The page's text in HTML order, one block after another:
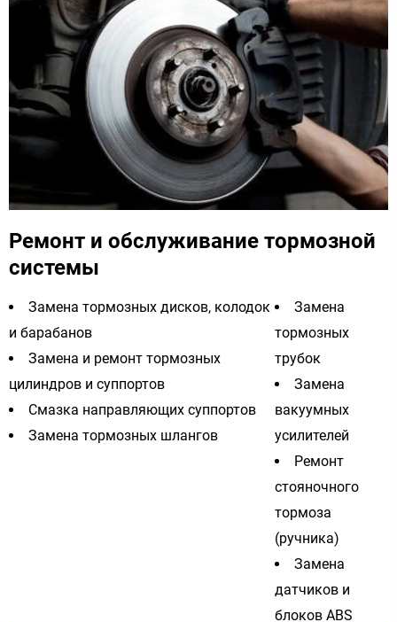
Ремонт и обслуживание тормозной
системы
Замена тормозных дисков, колодок
и барабанов
Замена и ремонт тормозных
цилиндров и суппортов
Смазка направляющих суппортов
Замена тормозных шлангов
Замена
тормозных
трубок
Замена
вакуумных
усилителей
Ремонт
стояночного
тормоза
(ручника)
Замена
датчиков и
блоков ABS